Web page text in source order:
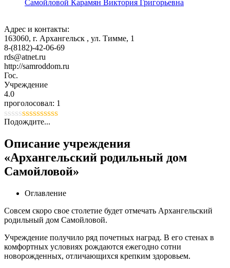
Адрес и контакты:
163060, г. Архангельск , ул. Тимме, 1
8-(8182)-42-06-69
rds@atnet.ru
http://samroddom.ru
Гос.
Учреждение
4.0
проголосовал: 1
Подождите...
Описание учреждения
«Архангельский родильный дом
Самойловой»
Оглавление
Совсем скоро свое столетие будет отмечать Архангельский
родильный дом Самойловой.
Учреждение получило ряд почетных наград. В его стенах в
комфортных условиях рождаются ежегодно сотни
новорожденных, отличающихся крепким здоровьем.